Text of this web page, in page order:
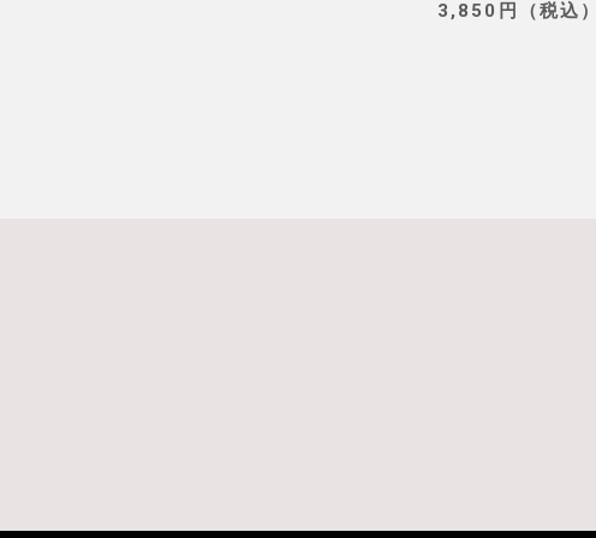
3,850円（税込）